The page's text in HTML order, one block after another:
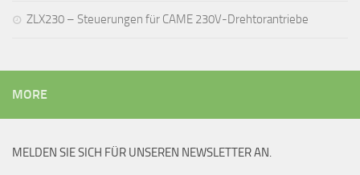
ZLX230 – Steuerungen für CAME 230V-Drehtorantriebe
MORE
MELDEN SIE SICH FÜR UNSEREN NEWSLETTER AN.